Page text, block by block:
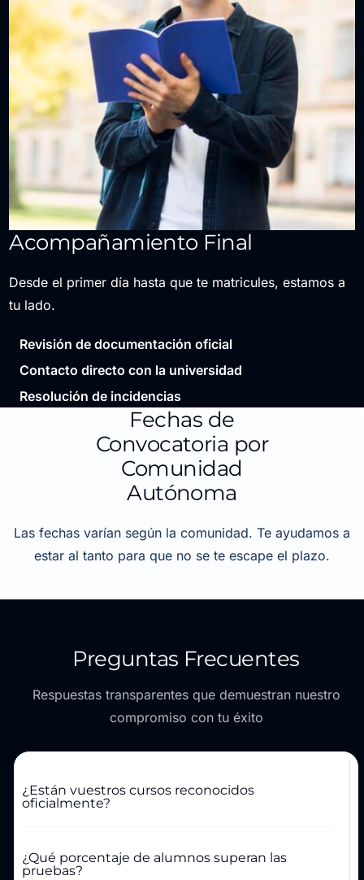
Acompañamiento Final
Desde el primer día hasta que te matricules, estamos a
tu lado.
Revisión de documentación oficial
Contacto directo con la universidad
Resolución de incidencias
Fechas de
Convocatoria por
Comunidad
Autónoma
Las fechas varían según la comunidad. Te ayudamos a
estar al tanto para que no se te escape el plazo.
Preguntas Frecuentes
Respuestas transparentes que demuestran nuestro
compromiso con tu éxito
¿Están vuestros cursos reconocidos
oficialmente?
¿Qué porcentaje de alumnos superan las
pruebas?